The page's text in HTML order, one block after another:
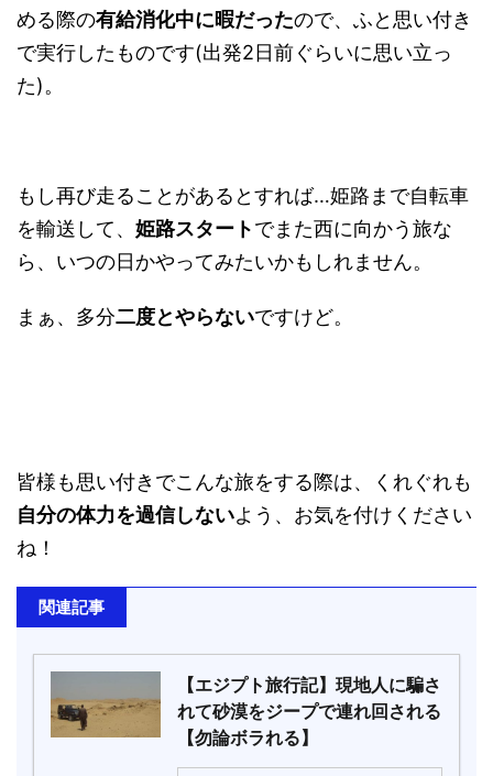
める際の有給消化中に暇だったので、ふと思い付き
で実行したものです(出発2日前ぐらいに思い立っ
た)。
もし再び走ることがあるとすれば…姫路まで自転車
を輸送して、 姫路スタートでまた西に向かう旅な
ら、いつの日かやってみたいかもしれません。
まぁ、多分二度とやらないですけど。
皆様も思い付きでこんな旅をする際は、くれぐれも
自分の体力を過信しないよう、お気を付けください
ね！
関連記事
【エジプト旅行記】現地人に騙さ
れて砂漠をジープで連れ回される
【勿論ボラれる】